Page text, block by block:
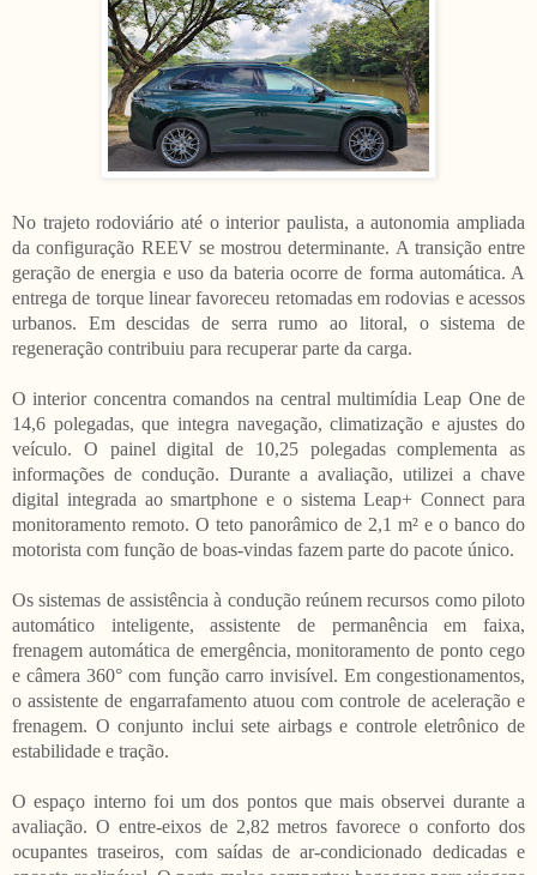
No trajeto rodoviário até o interior paulista, a autonomia ampliada
da configuração REEV se mostrou determinante. A transição entre
geração de energia e uso da bateria ocorre de forma automática. A
entrega de torque linear favoreceu retomadas em rodovias e acessos
urbanos. Em descidas de serra rumo ao litoral, o sistema de
regeneração contribuiu para recuperar parte da carga.
O interior concentra comandos na central multimídia Leap One de
14,6 polegadas, que integra navegação, climatização e ajustes do
veículo. O painel digital de 10,25 polegadas complementa as
informações de condução. Durante a avaliação, utilizei a chave
digital integrada ao smartphone e o sistema Leap+ Connect para
monitoramento remoto. O teto panorâmico de 2,1 m² e o banco do
motorista com função de boas-vindas fazem parte do pacote único.
Os sistemas de assistência à condução reúnem recursos como piloto
automático inteligente, assistente de permanência em faixa,
frenagem automática de emergência, monitoramento de ponto cego
e câmera 360° com função carro invisível. Em congestionamentos,
o assistente de engarrafamento atuou com controle de aceleração e
frenagem. O conjunto inclui sete airbags e controle eletrônico de
estabilidade e tração.
O espaço interno foi um dos pontos que mais observei durante a
avaliação. O entre-eixos de 2,82 metros favorece o conforto dos
ocupantes traseiros, com saídas de ar-condicionado dedicadas e